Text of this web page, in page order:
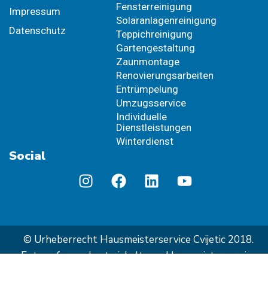
Impressum
Datenschutz
Fensterreinigung
Solaranlagenreinigung
Teppichreinigung
Gartengestaltung
Zaunmontage
Renovierungsarbeiten
Entrümpelung
Umzugsservice
Individuelle
Dienstleistungen
Winterdienst
Social
© Urheberrecht Hausmeisterservice Cvijetic 2018.
Entworfen und entwickelt von Hausmeisterservice